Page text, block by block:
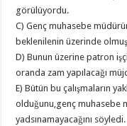
görülüyordu.
C) Genç muhasebe
beklenilenin üzerinde
D) Bunun üzerine patron
oranda zam yapılacağı
E) Bütün bu çalışmaların
olduğunu,genç muhasebe
yadsınamayacağını söyledi.